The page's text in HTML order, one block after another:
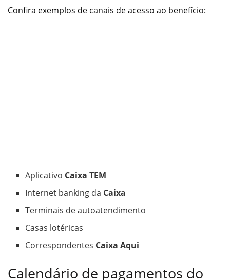
Confira exemplos de canais de acesso ao benefício:
Aplicativo Caixa TEM
Internet banking da Caixa
Terminais de autoatendimento
Casas lotéricas
Correspondentes Caixa Aqui
Calendário de pagamentos do